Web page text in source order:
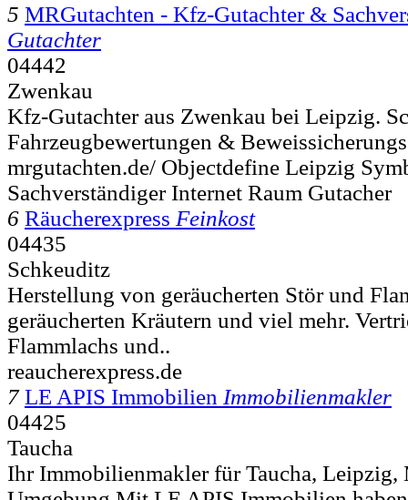
5 MRGutachten - Kfz-Gutachter &
Gutachter
04442
Zwenkau
Kfz-Gutachter aus Zwenkau bei Leipzig.
Fahrzeugbewertungen &
mrgutachten.de/ Objectdefine Leipzig
Sachverständiger Internet Raum Gutacher
6 Räucherexpress Feinkost
04435
Schkeuditz
Herstellung von geräucherten Stör und
geräucherten Kräutern und viel mehr.
Flammlachs und..
reaucherexpress.de
7 LE APIS Immobilien Immobilienmakler
04425
Taucha
Ihr Immobilienmakler für Taucha, Leipzig,